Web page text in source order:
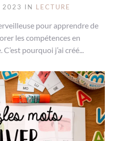
2023 IN LECTURE
pour apprendre de
les compétences en
pourquoi j’ai créé...